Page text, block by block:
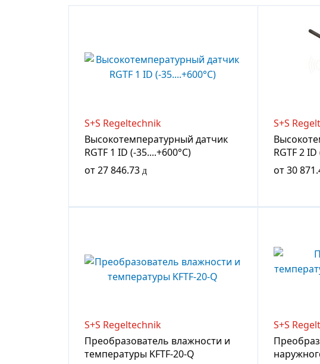
S+S Regeltechnik
Высокотемпературный датчик
RGTF 1 ID (-35....+600°C)
от27 846.73
S+S
RGTF 2
от 30
S+S Regeltechnik
Преобразователь влажности и
температуры KFTF-20-Q
S+S